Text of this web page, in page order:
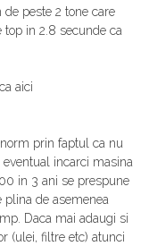
peste 2 tone care
in 2.8 secunde ca
aici
prin faptul ca nu
incarci masina
in 3 ani se prespune
de asemenea
Daca mai adaugi si
(ulei, filtre etc) atunci